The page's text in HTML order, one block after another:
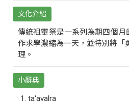
文化介紹
傳統祖靈祭是一系列為期四個
作求學濃縮為一天，並特別將「
理。
小辭典
ta‘avalra